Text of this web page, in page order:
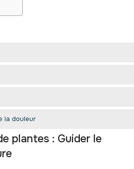
la douleur
plantes : Guider le